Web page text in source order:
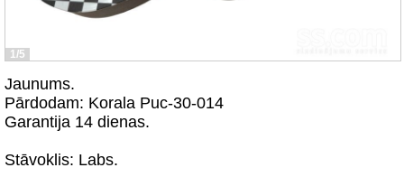
1/5
Jaunums.
Pārdodam: Korala Puc-30-014
Garantija 14 dienas.
Stāvoklis: Labs.